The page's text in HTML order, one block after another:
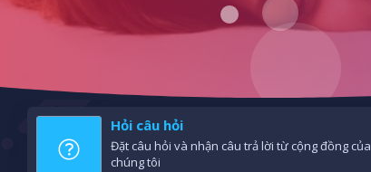
Hỏi câu hỏi
Đặt câu hỏi và nhận câu trả lời từ cộng đồng của
chúng tôi